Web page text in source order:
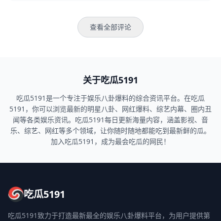
查看全部评论
关于吃瓜5191
吃瓜5191是一个专注于娱乐八卦爆料的综合资讯平台。在吃瓜
5191，你可以浏览最新的明星八卦、网红爆料、综艺内幕、圈内丑
闻等各类娱乐资讯。吃瓜5191每日更新海量内容，涵盖影视、音
乐、综艺、网红等多个领域，让你随时随地都能吃到最新鲜的瓜。
加入吃瓜5191，成为最会吃瓜的网民！
吃瓜5191
吃瓜5191致力于打造最新最全的娱乐八卦爆料平台，为用户提供第